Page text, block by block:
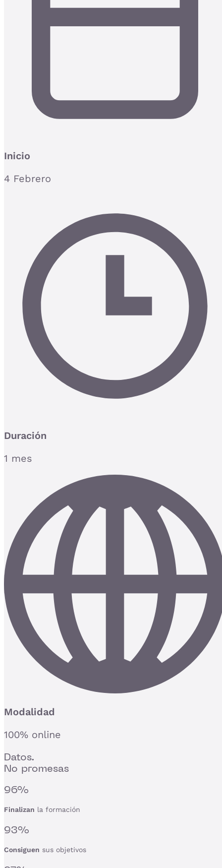
Inicio
4 Febrero
Duración
1 mes
Modalidad
100% online
Datos.
No promesas
96%
Finalizan la formación
93%
Consiguen sus objetivos